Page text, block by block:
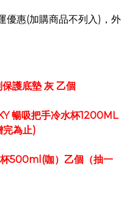
惠(加購商品不列入)，外
護底墊 灰 乙個
暢吸把手冷水杯1200ML
完為止)
500ml(咖）乙個（抽一